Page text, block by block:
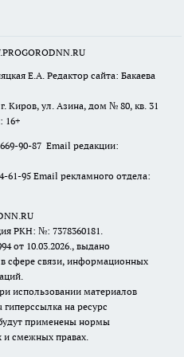
Е.А. Редактор сайта: Бакаева
Киров, ул. Азина, дом № 80, кв. 31
16+
90-87 Email редакции:
61-95 Email рекламного отдела:
РКН: №: 7378360181.
от 10.03.2026., выдано
сфере связи, информационных
использовании материалов
на ресурс
применены нормы
и смежных правах.